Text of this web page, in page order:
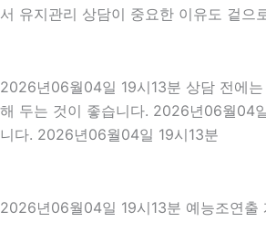
서 유지관리 상담이 중요한 이유도 겉으
2026년06월04일 19시13분 상담 전에
해 두는 것이 좋습니다. 2026년06월04
니다. 2026년06월04일 19시13분
2026년06월04일 19시13분 예능조연출